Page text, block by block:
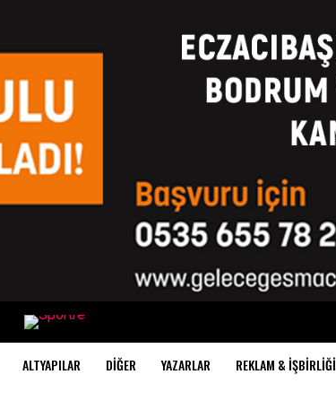
ALTYAPILAR DIĞER YAZARLAR REKLAM & İŞBIRLIĞI